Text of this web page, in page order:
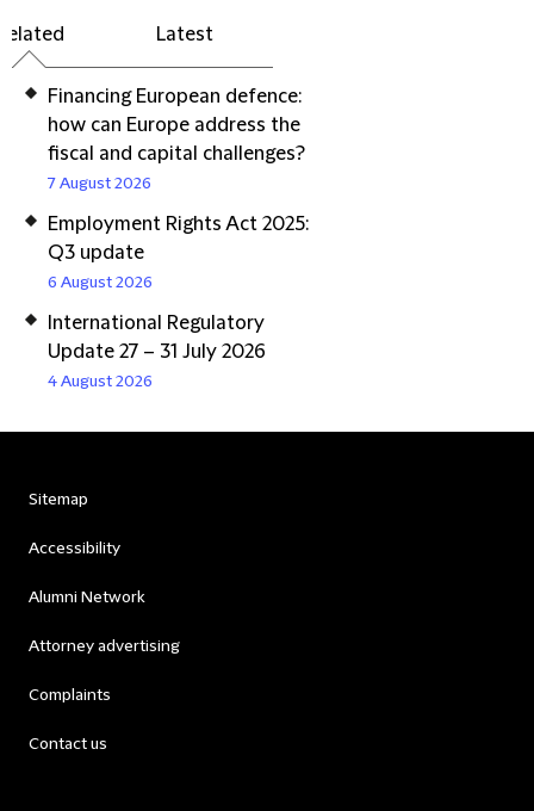
Latest
Financing European defence:
how can Europe address the
fiscal and capital challenges?
7 August 2026
Employment Rights Act 2025:
Q3 update
6 August 2026
International Regulatory
Update 27 – 31 July 2026
4 August 2026
Sitemap
Accessibility
Alumni Network
Attorney advertising
Complaints
Contact us